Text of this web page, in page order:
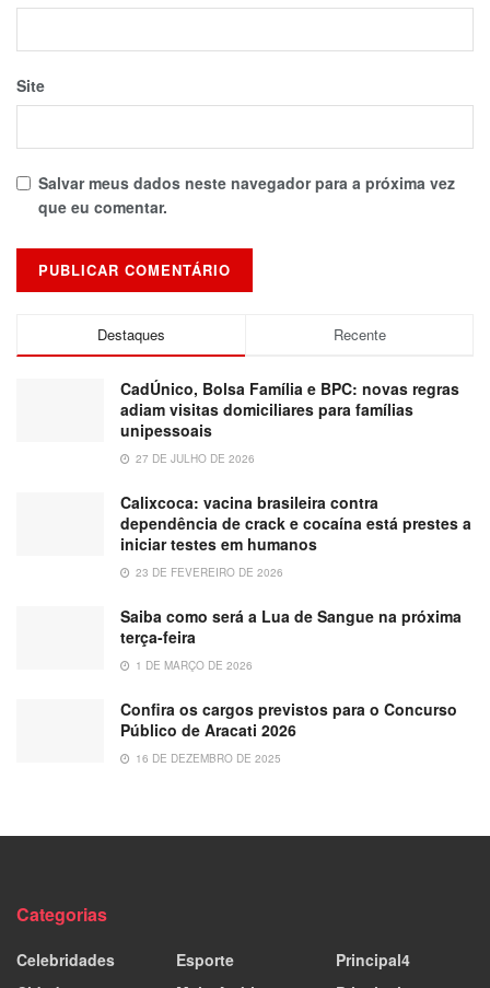
Site
Salvar meus dados neste navegador para a próxima vez
que eu comentar.
Destaques Recente
CadÚnico, Bolsa Família e BPC: novas regras
adiam visitas domiciliares para famílias
unipessoais
27 DE JULHO DE 2026
Calixcoca: vacina brasileira contra
dependência de crack e cocaína está prestes a
iniciar testes em humanos
23 DE FEVEREIRO DE 2026
Saiba como será a Lua de Sangue na próxima
terça-feira
1 DE MARÇO DE 2026
Confira os cargos previstos para o Concurso
Público de Aracati 2026
16 DE DEZEMBRO DE 2025
Categorias
Celebridades
Esporte
Principal4